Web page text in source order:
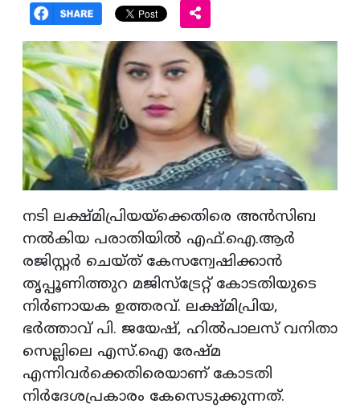
നടി ലക്ഷ്മിപ്രിയയ്‌ക്കെതിരെ അൻസിബ
നൽകിയ പരാതിയിൽ എഫ്.ഐ.ആർ
രജിസ്റ്റർ ചെയ്ത് കേസന്വേഷിക്കാൻ
തൃപ്പൂണിത്തുറ മജിസ്‌ട്രേറ്റ് കോടതിയുടെ
നിർണായക ഉത്തരവ്. ലക്ഷ്മിപ്രിയ,
ഭർത്താവ് പി. ജയേഷ്, ഹിൽപാലസ് വനിതാ
സെല്ലിലെ എസ്.ഐ രേഷ്മ
എന്നിവർക്കെതിരെയാണ് കോടതി
നിർദേശപ്രകാരം കേസെടുക്കുന്നത്.